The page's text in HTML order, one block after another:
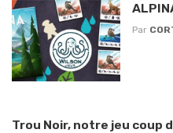
Par
Trou Noir, notre jeu coup